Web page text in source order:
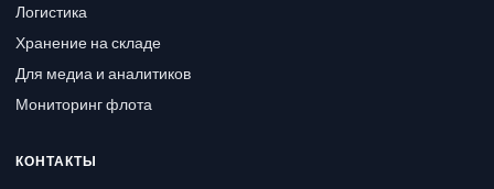
Логистика
Хранение на складе
Для медиа и аналитиков
Мониторинг флота
КОНТАКТЫ